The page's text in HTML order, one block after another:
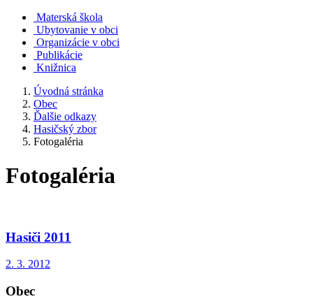
Materská škola
Ubytovanie v obci
Organizácie v obci
Publikácie
Knižnica
Úvodná stránka
Obec
Ďalšie odkazy
Hasičský zbor
Fotogaléria
Fotogaléria
Hasiči 2011
2. 3. 2012
Obec